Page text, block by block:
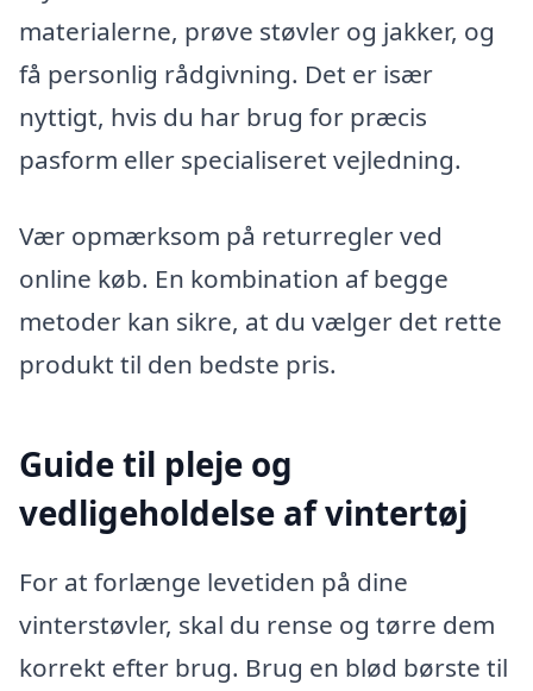
materialerne, prøve støvler og jakker, og
få personlig rådgivning. Det er især
nyttigt, hvis du har brug for præcis
pasform eller specialiseret vejledning.
Vær opmærksom på returregler ved
online køb. En kombination af begge
metoder kan sikre, at du vælger det rette
produkt til den bedste pris.
Guide til pleje og
vedligeholdelse af vintertøj
For at forlænge levetiden på dine
vinterstøvler, skal du rense og tørre dem
korrekt efter brug. Brug en blød børste til